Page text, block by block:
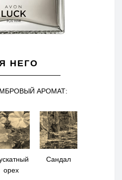
НЕГО
АРОМАТ:
орех
Сандал